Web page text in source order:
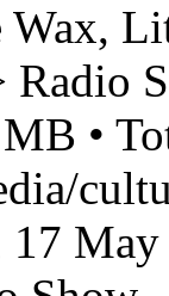
Radio
•
17